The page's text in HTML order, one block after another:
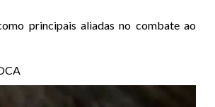
principais aliadas no combate ao